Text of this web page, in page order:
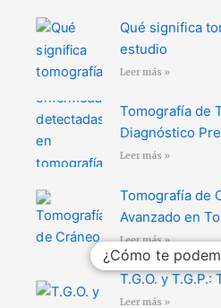
Qué significa
estudio
Leer más »
Tomografía de
Diagnóstico
Leer más »
Tomografía de
Avanzado en
Leer más »
T.G.O. y T.G.P.:
Leer más »
¿Cómo te